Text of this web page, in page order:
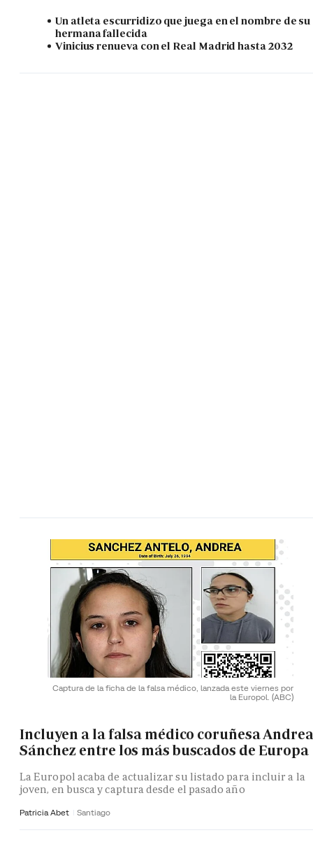
Un atleta escurridizo que juega en el nombre de su
hermana fallecida
Vinicius renueva con el Real Madrid hasta 2032
Captura de la ficha de la falsa médico, lanzada este viernes por
la Europol. (ABC)
Incluyen a la falsa médico coruñesa Andrea
Sánchez entre los más buscados de Europa
La Europol acaba de actualizar su listado para incluir a la
joven, en busca y captura desde el pasado año
Patricia Abet Santiago